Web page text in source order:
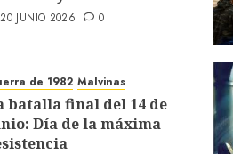
20 JUNIO 2026 0
de 1982 Malvinas
batalla final del 14 de
Día de la máxima